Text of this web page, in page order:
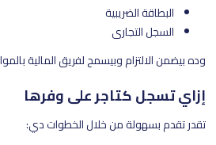
البطاقة الضريبية
السجل التجاري
وده بيضمن الالتزام وبيسمح لفريق المالية
إزاي تسجل كتاجر على وفرها
تقدر تقدم بسهولة من خلال الخطوات دي: